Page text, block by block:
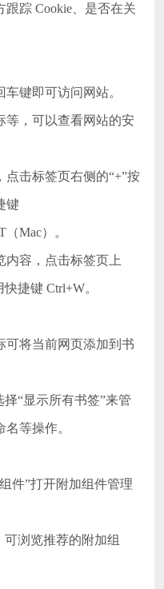
踪 Cookie、是否在关
键即可访问网站。
，可以查看网站的安
击标签页右侧的“+”按
键
Mac）。
容，点击标签页上
捷键 Ctrl+W。
将当前网页添加到书
“显示所有书签”来管
等操作。
”打开附加组件管理
浏览推荐的附加组